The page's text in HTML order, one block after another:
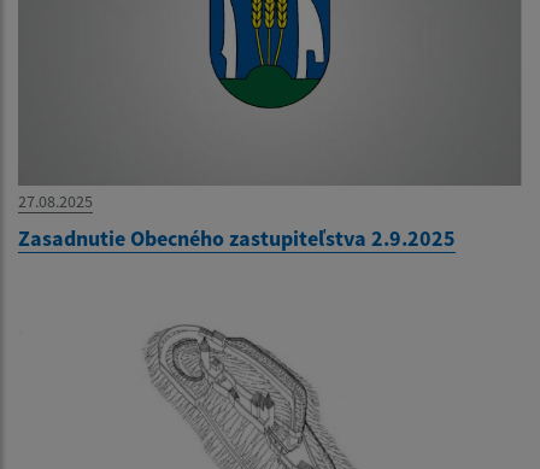
27.08.2025
Zasadnutie Obecného zastupiteľstva 2.9.2025